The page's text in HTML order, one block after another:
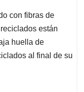
con fibras de
están
huella de
al final de su